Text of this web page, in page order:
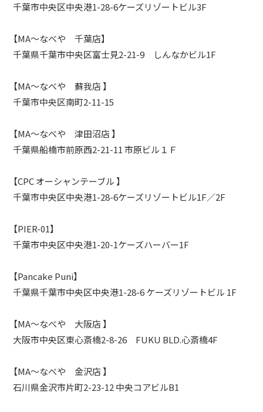
千葉市中央区中央港1-28-6ケーズリゾートビル3F
【MA～なべや 千葉店】
千葉県千葉市中央区富士見2-21-9 しんなかビル1F
【MA～なべや 蘇我店 】
千葉市中央区南町2-11-15
【MA～なべや 津田沼店 】
千葉県船橋市前原西2-21-11 市原ビル１Ｆ
【CPC オーシャンテーブル 】
千葉市中央区中央港1-28-6ケーズリゾートビル1F／2F
【PIER-01】
千葉市中央区中央港1-20-1ケーズハーバー1F
【Pancake Puni】
千葉県千葉市中央区中央港1-28-6 ケーズリゾートビル 1F
【MA～なべや 大阪店 】
大阪市中央区東心斎橋2-8-26 FUKU BLD.心斎橋4F
【MA～なべや 金沢店 】
石川県金沢市片町2-23-12 中央コアビルB1